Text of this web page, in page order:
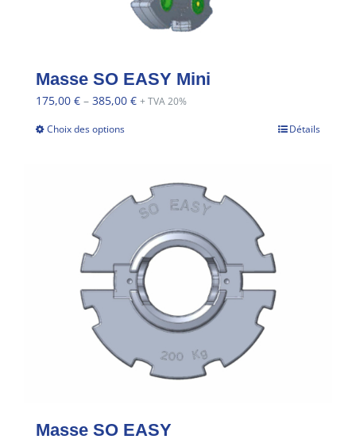
Masse SO EASY Mini
175,00 € – 385,00 € + TVA 20%
Choix des options Détails
Masse SO EASY